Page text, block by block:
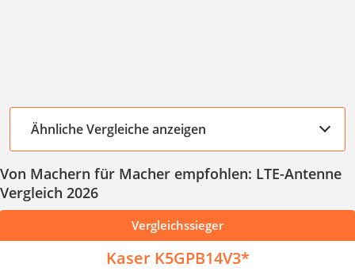
Ähnliche Vergleiche anzeigen
Von Machern für Macher empfohlen: LTE-Antenne
Vergleich 2026
Vergleichssieger
Kaser K5GPB14V3